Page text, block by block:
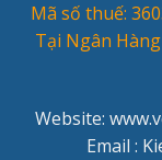
Mã số thuế:
Tại Ngân Hàng
Website:
Email :